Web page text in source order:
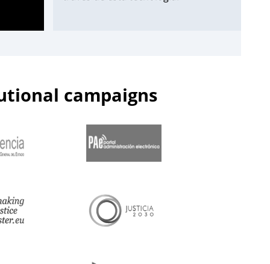
— Centro de Estudios Jurídicos
(@cejmjusticia)June 13, 2023
📌Inicia en el#CEJla segunda edición
para la@guardiacivil
campaigns